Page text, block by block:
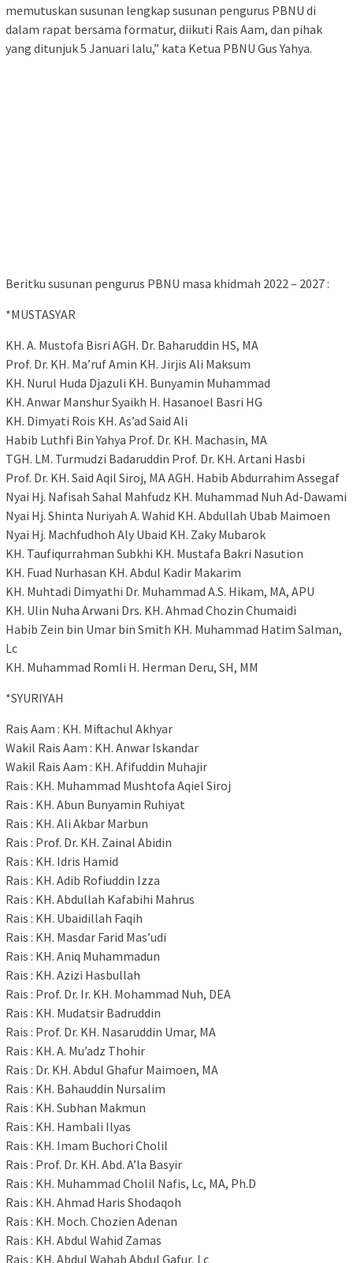
memutuskan susunan lengkap susunan pengurus PBNU di
dalam rapat bersama formatur, diikuti Rais Aam, dan pihak
yang ditunjuk 5 Januari lalu,” kata Ketua PBNU Gus Yahya.
Beritku susunan pengurus PBNU masa khidmah 2022 – 2027 :
*MUSTASYAR
KH. A. Mustofa Bisri AGH. Dr. Baharuddin HS, MA
Prof. Dr. KH. Ma’ruf Amin KH. Jirjis Ali Maksum
KH. Nurul Huda Djazuli KH. Bunyamin Muhammad
KH. Anwar Manshur Syaikh H. Hasanoel Basri HG
KH. Dimyati Rois KH. As’ad Said Ali
Habib Luthfi Bin Yahya Prof. Dr. KH. Machasin, MA
TGH. LM. Turmudzi Badaruddin Prof. Dr. KH. Artani Hasbi
Prof. Dr. KH. Said Aqil Siroj, MA AGH. Habib Abdurrahim Assegaf
Nyai Hj. Nafisah Sahal Mahfudz KH. Muhammad Nuh Ad-Dawami
Nyai Hj. Shinta Nuriyah A. Wahid KH. Abdullah Ubab Maimoen
Nyai Hj. Machfudhoh Aly Ubaid KH. Zaky Mubarok
KH. Taufiqurrahman Subkhi KH. Mustafa Bakri Nasution
KH. Fuad Nurhasan KH. Abdul Kadir Makarim
KH. Muhtadi Dimyathi Dr. Muhammad A.S. Hikam, MA, APU
KH. Ulin Nuha Arwani Drs. KH. Ahmad Chozin Chumaidi
Habib Zein bin Umar bin Smith KH. Muhammad Hatim Salman,
Lc
KH. Muhammad Romli H. Herman Deru, SH, MM
*SYURIYAH
Rais Aam : KH. Miftachul Akhyar
Wakil Rais Aam : KH. Anwar Iskandar
Wakil Rais Aam : KH. Afifuddin Muhajir
Rais : KH. Muhammad Mushtofa Aqiel Siroj
Rais : KH. Abun Bunyamin Ruhiyat
Rais : KH. Ali Akbar Marbun
Rais : Prof. Dr. KH. Zainal Abidin
Rais : KH. Idris Hamid
Rais : KH. Adib Rofiuddin Izza
Rais : KH. Abdullah Kafabihi Mahrus
Rais : KH. Ubaidillah Faqih
Rais : KH. Masdar Farid Mas’udi
Rais : KH. Aniq Muhammadun
Rais : KH. Azizi Hasbullah
Rais : Prof. Dr. Ir. KH. Mohammad Nuh, DEA
Rais : KH. Mudatsir Badruddin
Rais : Prof. Dr. KH. Nasaruddin Umar, MA
Rais : KH. A. Mu’adz Thohir
Rais : Dr. KH. Abdul Ghafur Maimoen, MA
Rais : KH. Bahauddin Nursalim
Rais : KH. Subhan Makmun
Rais : KH. Hambali Ilyas
Rais : KH. Imam Buchori Cholil
Rais : Prof. Dr. KH. Abd. A’la Basyir
Rais : KH. Muhammad Cholil Nafis, Lc, MA, Ph.D
Rais : KH. Ahmad Haris Shodaqoh
Rais : KH. Moch. Chozien Adenan
Rais : KH. Abdul Wahid Zamas
Rais : KH. Abdul Wahab Abdul Gafur, Lc